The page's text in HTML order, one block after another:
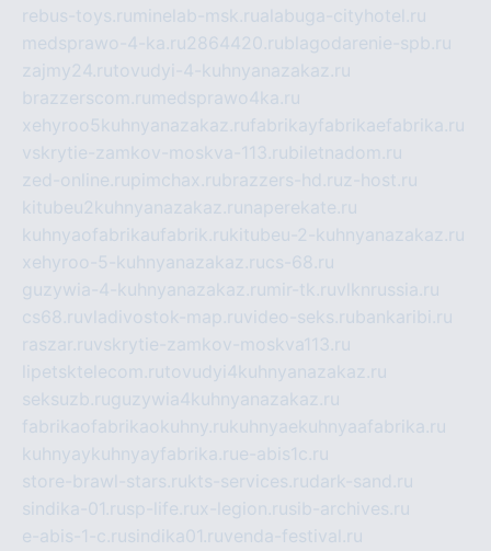
rebus-toys.ru minelab-msk.rualabuga-cityhotel.ru
medsprawo-4-ka.ru2864420.rublagodarenie-spb.ru
zajmy24.rutovudyi-4-kuhnyanazakaz.ru
brazzerscom.ru medsprawo4ka.ru
xehyroo5kuhnyanazakaz.rufabrikayfabrikaefabrika.ru
vskrytie-zamkov-moskva-113.rubiletnadom.ru
zed-online.rupimchax.rubrazzers-hd.ruz-host.ru
kitubeu2kuhnyanazakaz.ru naperekate.ru
kuhnyaofabrikaufabrik.rukitubeu-2-kuhnyanazakaz.ru
xehyroo-5-kuhnyanazakaz.rucs-68.ru
guzywia-4-kuhnyanazakaz.ru mir-tk.ruvlknrussia.ru
cs68.ruvladivostok-map.ruvideo-seks.rubankaribi.ru
raszar.ruvskrytie-zamkov-moskva113.ru
lipetsktelecom.rutovudyi4kuhnyanazakaz.ru
seksuzb.ruguzywia4kuhnyanazakaz.ru
fabrikaofabrikaokuhny.rukuhnyaekuhnyaafabrika.ru
kuhnyaykuhnyayfabrika.rue-abis1c.ru
store-brawl-stars.rukts-services.rudark-sand.ru
sindika-01.rusp-life.rux-legion.rusib-archives.ru
e-abis-1-c.rusindika01.ruvenda-festival.ru